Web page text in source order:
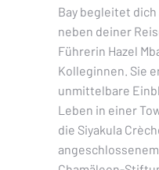
Bay begleitet
neben deiner
Führerin Hazel
Kolleginnen. Sie
unmittelbare
Leben in einer
die Siyakula